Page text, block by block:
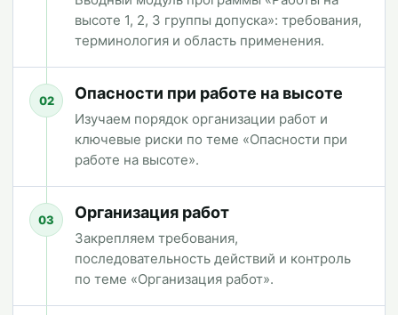
высоте 1, 2, 3 группы допуска»: требования,
терминология и область применения.
02 Опасности при работе на высоте
Изучаем порядок организации работ и
ключевые риски по теме «Опасности при
работе на высоте».
03 Организация работ
Закрепляем требования,
последовательность действий и контроль
по теме «Организация работ».